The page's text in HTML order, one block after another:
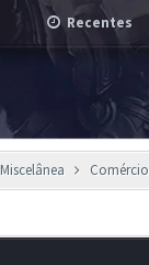
Recentes
Miscelânea Comércio